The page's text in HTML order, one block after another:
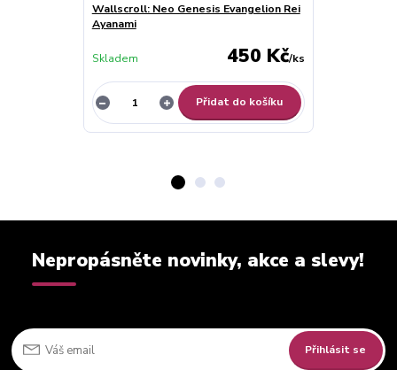
Wallscroll: Neo Genesis Evangelion Rei
Ayanami
450 Kč/ks
Skladem
Přidat do košíku
Nepropásněte novinky, akce a slevy!
Přihlásit se